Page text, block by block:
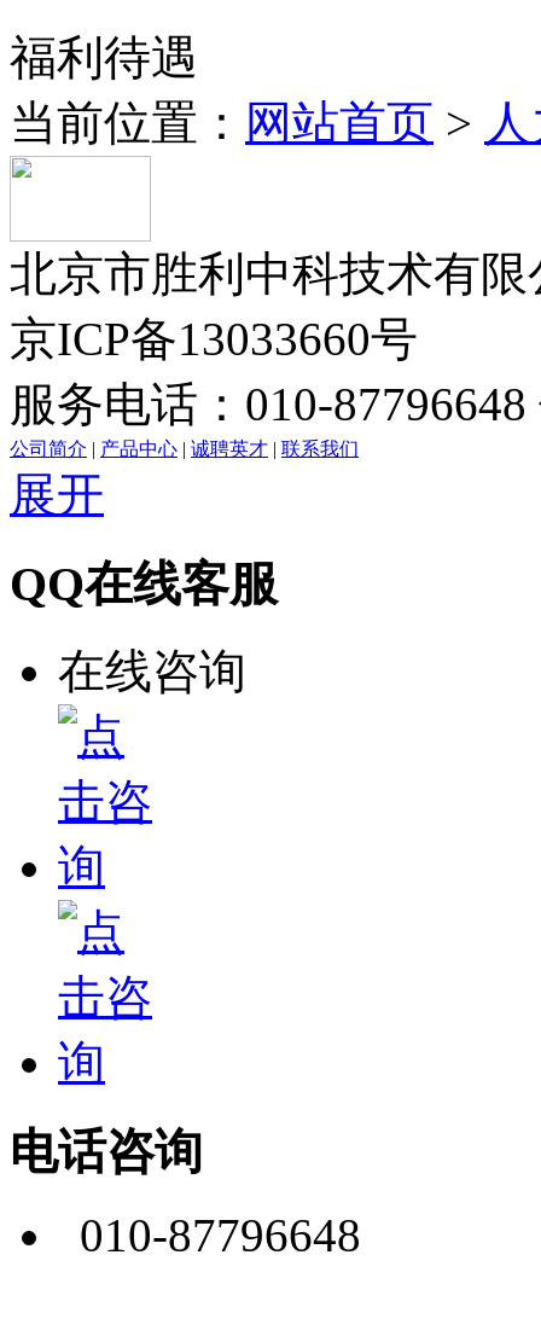
福利待遇
当前位置： 网站首页 >
北京市胜利中科技术有限
京ICP备13033660号
服务电话：010-
公司简介 | 产品中心 | 诚聘英才 | 联系我们
展开
QQ在线客服
在线咨询
电话咨询
010-87796648